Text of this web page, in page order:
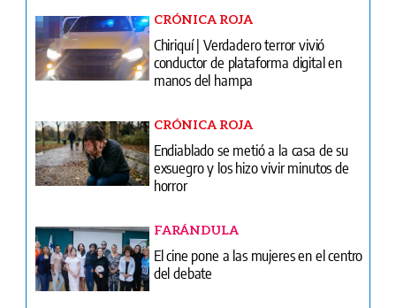
CRÓNICA ROJA
Chiriquí | Verdadero terror vivió
conductor de plataforma digital en
manos del hampa
CRÓNICA ROJA
Endiablado se metió a la casa de su
exsuegro y los hizo vivir minutos de
horror
FARÁNDULA
El cine pone a las mujeres en el centro
del debate